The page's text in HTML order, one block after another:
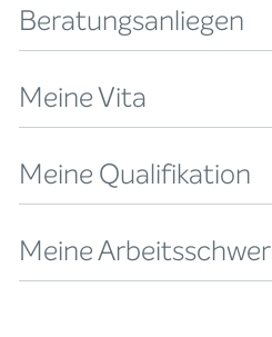
Beratungsanliegen
Meine Vita
Meine Qualifikation
Meine